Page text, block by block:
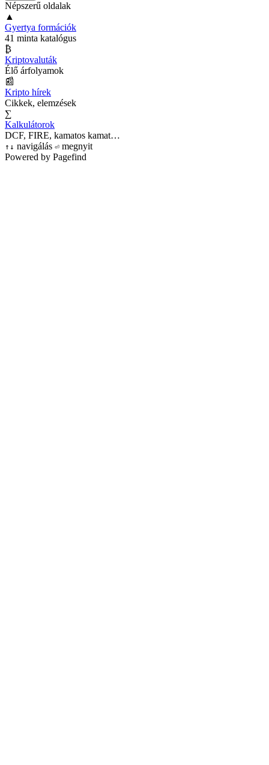
Népszerű oldalak
▲
Gyertya formációk
41 minta katalógus
₿
Kriptovaluták
Élő árfolyamok
📰
Kripto hírek
Cikkek, elemzések
∑
Kalkulátorok
DCF, FIRE, kamatos kamat…
↑ ↓ navigálás ⏎ megnyit
Powered by Pagefind